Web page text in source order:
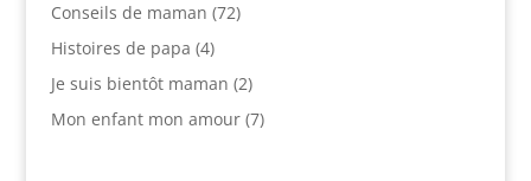
Conseils de maman (72)
Histoires de papa (4)
Je suis bientôt maman (2)
Mon enfant mon amour(7)